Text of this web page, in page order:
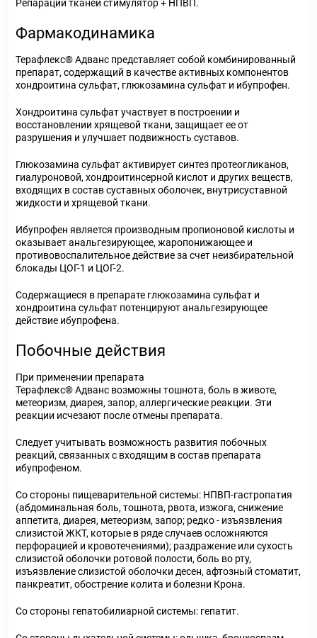
Репарации тканей стимулятор + НПВП.
Фармакодинамика
Терафлекс® Адванс представляет собой комбинированный
препарат, содержащий в качестве активных компонентов
хондроитина сульфат, глюкозамина сульфат и ибупрофен.
Хондроитина сульфат участвует в построении и
восстановлении хрящевой ткани, защищает ее от
разрушения и улучшает подвижность суставов.
Глюкозамина сульфат активирует синтез протеогликанов,
гиалуроновой, хондроитинсерной кислот и других веществ,
входящих в состав суставных оболочек, внутрисуставной
жидкости и хрящевой ткани.
Ибупрофен является производным пропионовой кислоты и
оказывает анальгезирующее, жаропонижающее и
противовоспалительное действие за счет неизбирательной
блокады ЦОГ-1 и ЦОГ-2.
Содержащиеся в препарате глюкозамина сульфат и
хондроитина сульфат потенцируют анальгезирующее
действие ибупрофена.
Побочные действия
При применении препарата
Терафлекс® Адванс возможны тошнота, боль в животе,
метеоризм, диарея, запор, аллергические реакции. Эти
реакции исчезают после отмены препарата.
Следует учитывать возможность развития побочных
реакций, связанных с входящим в состав препарата
ибупрофеном.
Со стороны пищеварительной системы: НПВП-гастропатия
(абдоминальная боль, тошнота, рвота, изжога, снижение
аппетита, диарея, метеоризм, запор; редко - изъязвления
слизистой ЖКТ, которые в ряде случаев осложняются
перфорацией и кровотечениями); раздражение или сухость
слизистой оболочки ротовой полости, боль во рту,
изъязвление слизистой оболочки десен, афтозный стоматит,
панкреатит, обострение колита и болезни Крона.
Со стороны гепатобилиарной системы: гепатит.